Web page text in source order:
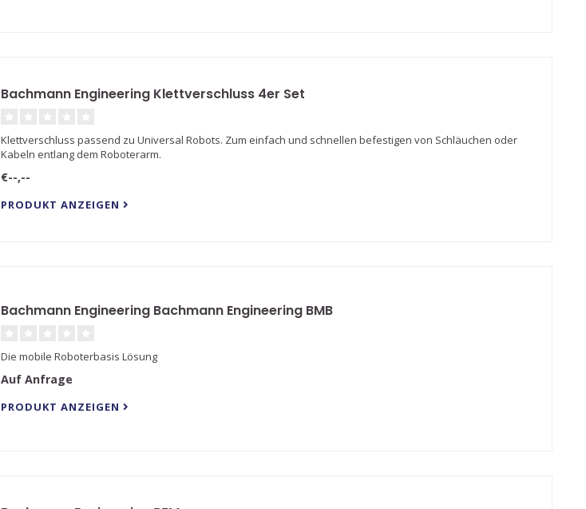
Bachmann Engineering Klettverschluss 4er Set
Klettverschluss passend zu Universal Robots. Zum einfach und schnellen befestigen von Schläuchen oder
Kabeln entlang dem Roboterarm.
€--,--
PRODUKT ANZEIGEN
Bachmann Engineering Bachmann Engineering BMB
Die mobile Roboterbasis Lösung
Auf Anfrage
PRODUKT ANZEIGEN